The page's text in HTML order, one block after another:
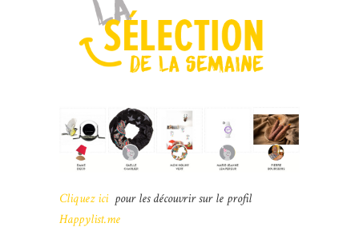
Cliquez ici pour les découvrir sur le profil
Happylist.me